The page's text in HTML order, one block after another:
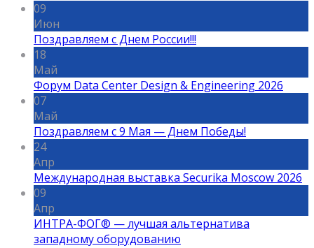
09
Июн
Поздравляем с Днем России!!!
18
Май
Форум Data Center Design & Engineering 2026
07
Май
Поздравляем с 9 Мая — Днем Победы!
24
Апр
Международная выставка Securika Moscow 2026
09
Апр
ИНТРА-ФОГ® — лучшая альтернатива
западному оборудованию